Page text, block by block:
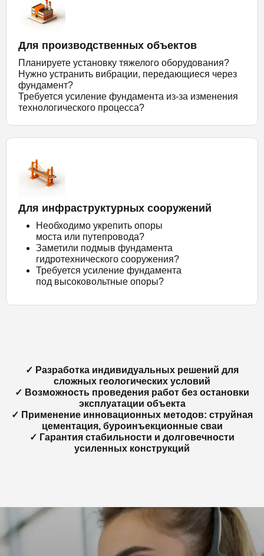
Для производственных объектов
Планируете установку тяжелого оборудования?
Нужно устранить вибрации, передающиеся через
фундамент?
Требуется усиление фундамента из-за изменения
технологического процесса?
Для инфраструктурных сооружений
Необходимо укрепить опоры
моста или путепровода?
Заметили подмыв фундамента
гидротехнического сооружения?
Требуется усиление фундамента
под высоковольтные опоры?
✓ Разработка индивидуальных решений для
сложных геологических условий
✓ Возможность проведения работ без остановки
эксплуатации объекта
✓ Применение инновационных методов: струйная
цементация, буроинъекционные сваи
✓ Гарантия стабильности и долговечности
усиленных конструкций